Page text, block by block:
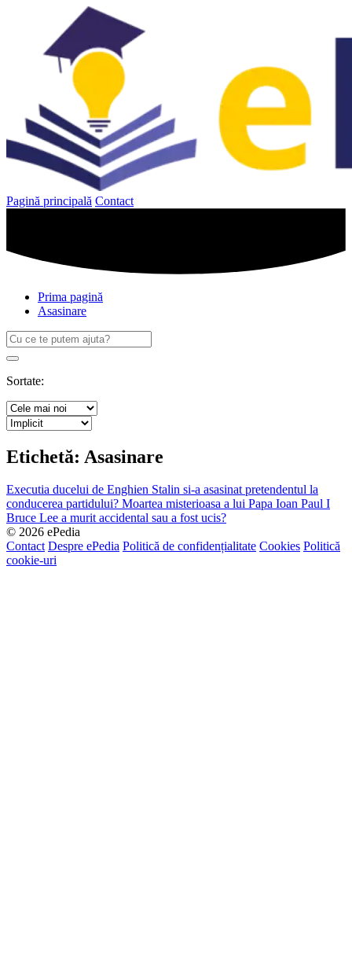
Pagină principală Contact
Prima pagină
Asasinare
Caută
după:
Search
Sortate:
Etichetă: Asasinare
Executia ducelui de Enghien Stalin si-a asasinat pretendentul la
conducerea partidului? Moartea misterioasa a lui Papa Ioan Paul I
Bruce Lee a murit accidental sau a fost ucis?
© 2026 ePedia
Contact Despre ePedia Politică de confidențialitate Cookies Politică
cookie-uri